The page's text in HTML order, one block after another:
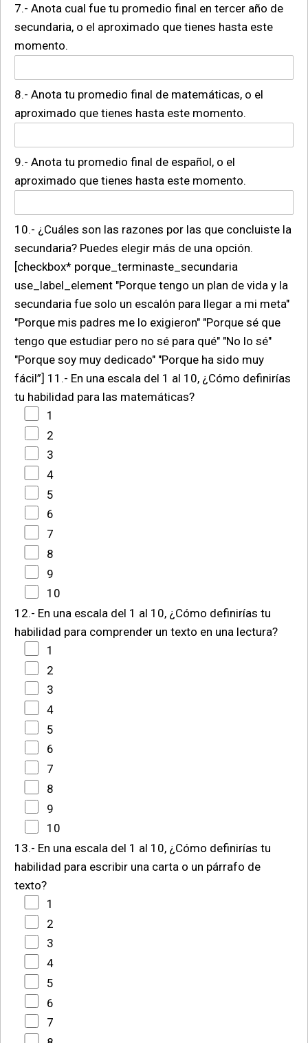
7.- Anota cual fue tu promedio final en tercer año de
secundaria, o el aproximado que tienes hasta este
momento.
8.- Anota tu promedio final de matemáticas, o el
aproximado que tienes hasta este momento.
9.- Anota tu promedio final de español, o el
aproximado que tienes hasta este momento.
10.- ¿Cuáles son las razones por las que concluiste la
secundaria? Puedes elegir más de una opción.
[checkbox* porque_terminaste_secundaria
use_label_element "Porque tengo un plan de vida y la
secundaria fue solo un escalón para llegar a mi meta"
"Porque mis padres me lo exigieron" "Porque sé que
tengo que estudiar pero no sé para qué" "No lo sé"
"Porque soy muy dedicado" "Porque ha sido muy
fácil”] 11.- En una escala del 1 al 10, ¿Cómo definirías
tu habilidad para las matemáticas?
1
2
3
4
5
6
7
8
9
10
12.- En una escala del 1 al 10, ¿Cómo definirías tu
habilidad para comprender un texto en una lectura?
1
2
3
4
5
6
7
8
9
10
13.- En una escala del 1 al 10, ¿Cómo definirías tu
habilidad para escribir una carta o un párrafo de
texto?
1
2
3
4
5
6
7